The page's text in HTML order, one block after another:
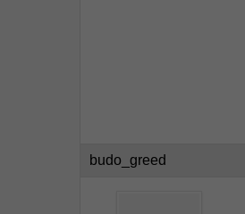
budo_greed